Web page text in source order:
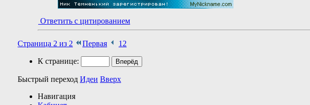
Ответить с цитированием
Страница 2 из 2 Первая 1 2
К странице:
Быстрый переход Идеи Вверх
Навигация